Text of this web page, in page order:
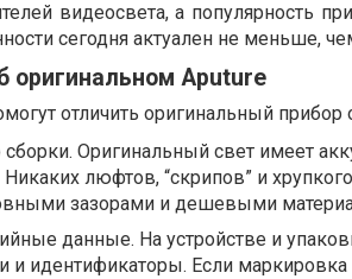
видеосвета, а популярность
сегодня актуален не меньше,
оригинальном Aputure
отличить оригинальный прибор
сборки. Оригинальный свет имеет
люфтов, “скрипов” и
зазорами и дешевыми
данные. На устройстве и
и идентификаторы. Если